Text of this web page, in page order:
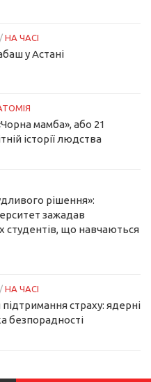
/ НА ЧАСІ
у Астані
мамба», або 21
історії людства
рішення»:
зажадав
студентів, що навчаються
/ НА ЧАСІ
підтримання страху: ядерні
безпорадності